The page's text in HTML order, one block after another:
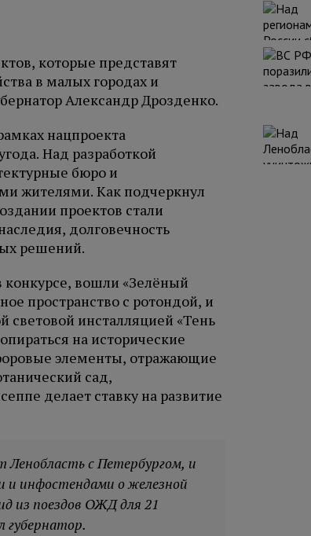
которые представят
в малых городах и
Александр Дрозденко.
нацпроекта
Над разработкой
бюро и
жителями. Как подчеркнул
проектов стали
долговечность
решений.
конкурсе, вошли «Зелёный
пространство с ротондой, и
световой инсталляцией «Тень
на исторические
элементы, отражающие
сад,
делает ставку на развитие
с Петербургом, и
и инфостендами о железной
из поездов ОЖД для 21